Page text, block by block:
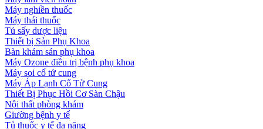
Máy nghiền thuốc
Máy thái thuốc
Tủ sấy dược liệu
Thiết bị Sản Phụ Khoa
Bàn khám sản phụ khoa
Máy Ozone điều trị bệnh phụ khoa
Máy soi cổ tử cung
Máy Áp Lạnh Cổ Tử Cung
Thiết Bị Phục Hồi Cơ Sàn Chậu
Nội thất phòng khám
Giường bệnh y tế
Tủ thuốc y tế đa năng